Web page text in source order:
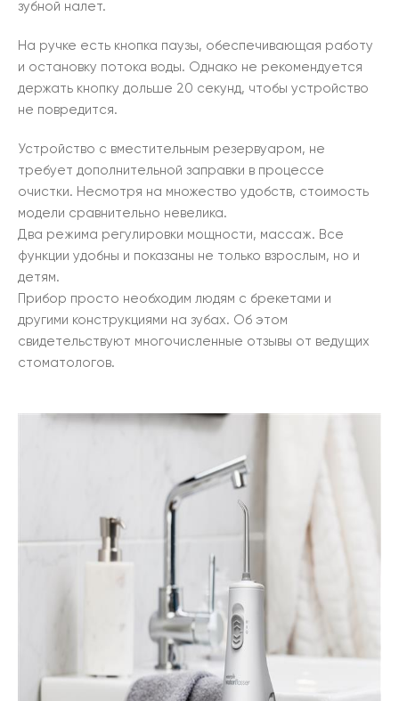
зубной налет.
На ручке есть кнопка паузы, обеспечивающая работу
и остановку потока воды. Однако не рекомендуется
держать кнопку дольше 20 секунд, чтобы устройство
не повредится.
Устройство с вместительным резервуаром, не
требует дополнительной заправки в процессе
очистки. Несмотря на множество удобств, стоимость
модели сравнительно невелика.
Два режима регулировки мощности, массаж. Все
функции удобны и показаны не только взрослым, но и
детям.
Прибор просто необходим людям с брекетами и
другими конструкциями на зубах. Об этом
свидетельствуют многочисленные отзывы от ведущих
стоматологов.